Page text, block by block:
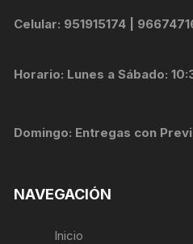
Celular: 951915174 |
Horario: Lunes a Sábado:
Domingo: Entregas con
NAVEGACIÓN
Inicio